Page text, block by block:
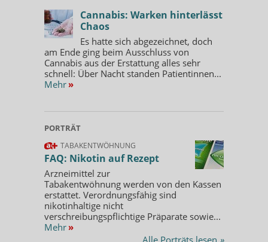
Cannabis: Warken hinterlässt
Chaos
Es hatte sich abgezeichnet, doch
am Ende ging beim Ausschluss von
Cannabis aus der Erstattung alles sehr
schnell: Über Nacht standen Patientinnen...
Mehr »
PORTRÄT
TABAKENTWÖHNUNG
FAQ: Nikotin auf Rezept
Arzneimittel zur
Tabakentwöhnung werden von den Kassen
erstattet. Verordnungsfähig sind
nikotinhaltige nicht
verschreibungspflichtige Präparate sowie...
Mehr »
Alle Porträts lesen »